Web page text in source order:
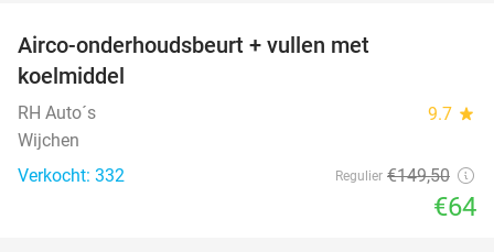
Airco-onderhoudsbeurt + vullen met
koelmiddel
RH Auto´s 9.7 star
Wijchen
Verkocht: 332
Regulier €149,50
€64